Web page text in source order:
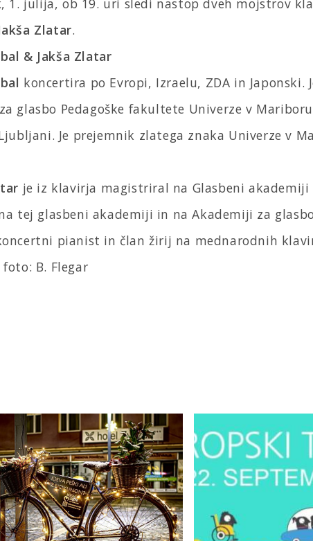
, 1. julija, ob 19. uri sledi nastop dveh mojstrov
Zlatar.
& Jakša Zlatar
koncertira po Evropi, Izraelu, ZDA in Japonski.
glasbo Pedagoške fakultete Univerze v
Je prejemnik zlatega znaka Univerze v
je iz klavirja magistriral na Glasbeni akademiji
tej glasbeni akademiji in na Akademiji za
pianist in član žirij na mednarodnih
B. Flegar